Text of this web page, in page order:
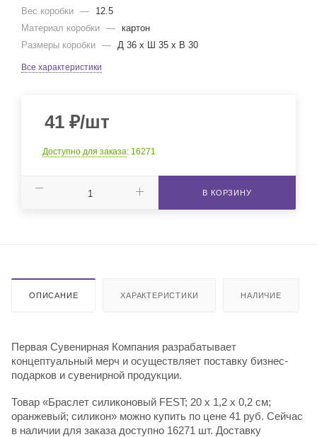
Вес коробки —
12.5
Материал коробки — картон
Размеры коробки — Д 36 x Ш 35 x В 30
Все характеристики
41 ₽/шт
Доступно для заказа: 16271
В КОРЗИНУ
ОПИСАНИЕ ХАРАКТЕРИСТИКИ НАЛИЧИЕ
Первая Сувенирная Компания разрабатывает
концептуальный мерч и осуществляет поставку бизнес-
подарков и сувенирной продукции.
Товар «Браслет силиконовый FEST; 20 x 1,2 x 0,2 см;
оранжевый; силикон» можно купить по цене 41 руб. Сейчас
в наличии для заказа доступно 16271 шт. Доставку